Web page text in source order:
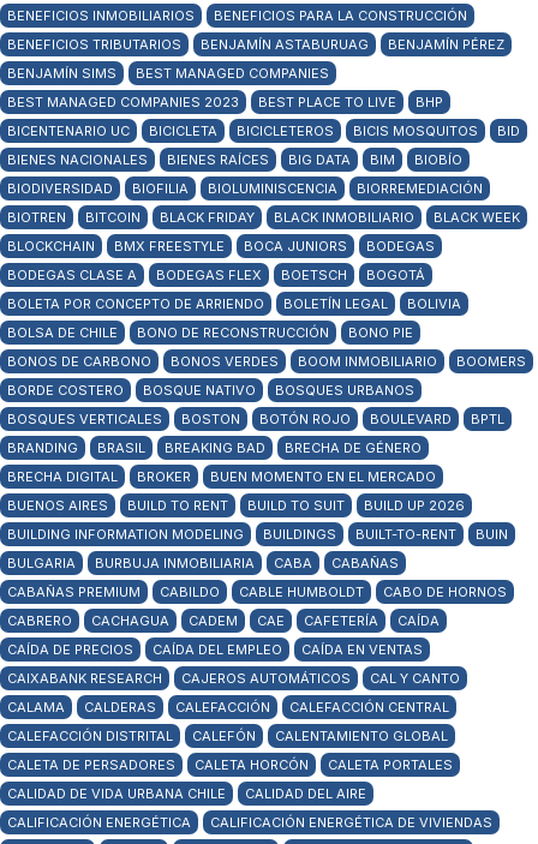
BENEFICIOS INMOBILIARIOS
BENEFICIOS PARA LA CONSTRUCCIÓN
BENEFICIOS TRIBUTARIOS
BENJAMÍN ASTABURUAG
BENJAMÍN PÉREZ
BENJAMÍN SIMS
BEST MANAGED COMPANIES
BEST MANAGED COMPANIES 2023
BEST PLACE TO LIVE
BHP
BICENTENARIO UC
BICICLETA BICICLETEROS BICIS MOSQUITOS
BID
BIENES NACIONALES
BIENES RAÍCES BIG DATA BIM
BIOBÍO
BIODIVERSIDAD
BIOFILIA BIOLUMINISCENCIA
BIORREMEDIACIÓN
BIOTREN
BITCOIN BLACK FRIDAY BLACK INMOBILIARIO
BLACK WEEK
BLOCKCHAIN
BMX FREESTYLE BOCA JUNIORS
BODEGAS
BODEGAS CLASE A
BODEGAS FLEX BOETSCH
BOGOTÁ
BOLETA POR CONCEPTO DE ARRIENDO
BOLETÍN LEGAL
BOLIVIA
BOLSA DE CHILE
BONO DE RECONSTRUCCIÓN
BONO PIE
BONOS DE CARBONO
BONOS VERDES BOOM INMOBILIARIO
BOOMERS
BORDE COSTERO
BOSQUE NATIVO
BOSQUES URBANOS
BOSQUES VERTICALES
BOSTON BOTÓN ROJO BOULEVARD
BPTL
BRANDING
BRASIL BREAKING BAD
BRECHA DE GÉNERO
BRECHA DIGITAL
BROKER
BUEN MOMENTO EN EL MERCADO
BUENOS AIRES
BUILD TO RENT BUILD TO SUIT
BUILD UP 2026
BUILDING INFORMATION MODELING
BUILDINGS BUILT-TO-RENT
BUIN
BULGARIA
BURBUJA INMOBILIARIA CABA
CABAÑAS
CABAÑAS PREMIUM
CABILDO CABLE HUMBOLDT
CABO DE HORNOS
CABRERO
CACHAGUA CADEM CAE CAFETERÍA
CAÍDA
CAÍDA DE PRECIOS
CAÍDA DEL EMPLEO
CAÍDA EN VENTAS
CAIXABANK RESEARCH
CAJEROS AUTOMÁTICOS
CAL Y CANTO
CALAMA
CALDERAS CALEFACCIÓN
CALEFACCIÓN CENTRAL
CALEFACCIÓN DISTRITAL
CALEFÓN
CALENTAMIENTO GLOBAL
CALETA DE PERSADORES
CALETA HORCÓN
CALETA PORTALES
CALIDAD DE VIDA URBANA CHILE
CALIDAD DEL AIRE
CALIFICACIÓN ENERGÉTICA
CALIFICACIÓN ENERGÉTICA DE VIVIENDAS